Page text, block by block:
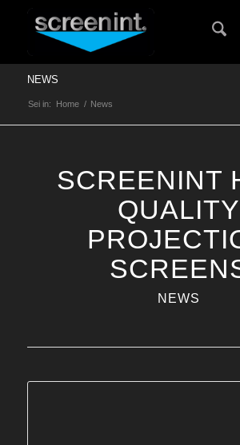
NEWS
Sei in: Home / News
SCREENINT
QUALITY
NEWS